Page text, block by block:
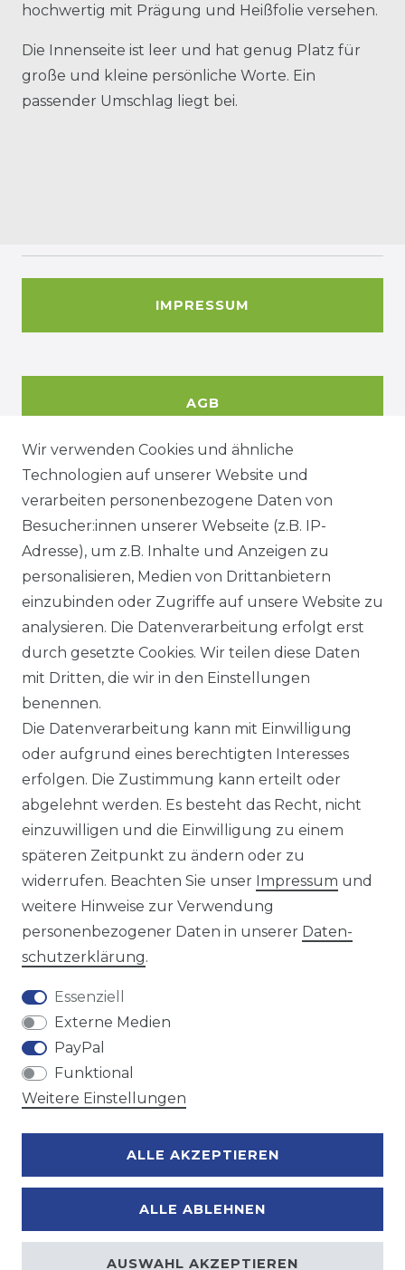
hochwertig mit Prägung und Heißfolie versehen.
Die Innenseite ist leer und hat genug Platz für
große und kleine persönliche Worte. Ein
passender Umschlag liegt bei.
IMPRESSUM
AGB
DATENSCHUTZERKÄRUNG
WIDERRUFSRECHT
KONTAKT
Sie sind Wiederverkäufer?
Sie erreichen uns unter :
https://avancarte.de/
oder telefonisch unter: 0421 - 434430
Wir versenden mit
Zahlungsmöglichkeiten
Wir verwenden Cookies und ähnliche
Technologien auf unserer Website und
verarbeiten personenbezogene Daten von
Besucher:innen unserer Webseite (z.B. IP-
Adresse), um z.B. Inhalte und Anzeigen zu
personalisieren, Medien von Drittanbietern
einzubinden oder Zugriffe auf unsere Website zu
analysieren. Die Datenverarbeitung erfolgt erst
durch gesetzte Cookies. Wir teilen diese Daten
mit Dritten, die wir in den Einstellungen
benennen.
Die Datenverarbeitung kann mit Einwilligung
oder aufgrund eines berechtigten Interesses
erfolgen. Die Zustimmung kann erteilt oder
abgelehnt werden. Es besteht das Recht, nicht
einzuwilligen und die Einwilligung zu einem
späteren Zeitpunkt zu ändern oder zu
widerrufen. Beachten Sie unser Impressum und
weitere Hinweise zur Verwendung
personenbezogener Daten in unserer Daten­
schutz­erklärung.
Essenziell
Externe Medien
PayPal
Funktional
Weitere Einstellungen
ALLE AKZEPTIEREN
ALLE ABLEHNEN
AUSWAHL AKZEPTIEREN